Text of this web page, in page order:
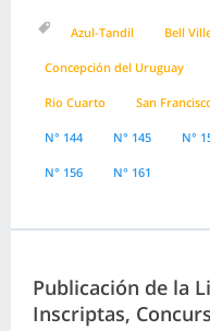
Azul-Tandil Bell
Concepción del Uruguay
Rio Cuarto San
N° 144 N° 145 N°
N° 156 N° 161
Publicación de la
Inscriptas,